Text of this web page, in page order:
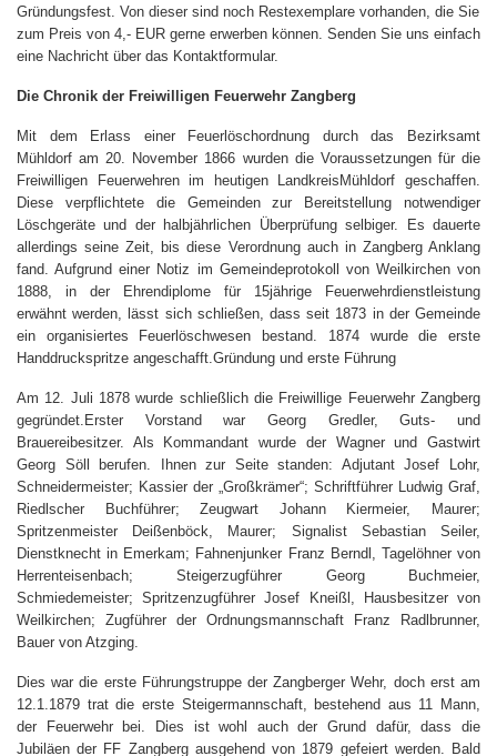
Gründungsfest. Von dieser sind noch Restexemplare vorhanden, die Sie
zum Preis von 4,- EUR gerne erwerben können. Senden Sie uns einfach
eine Nachricht über das Kontaktformular.
Die Chronik der Freiwilligen Feuerwehr Zangberg
Mit dem Erlass einer Feuerlöschordnung durch das Bezirksamt
Mühldorf am 20. November 1866 wurden die Voraussetzungen für die
Freiwilligen Feuerwehren im heutigen LandkreisMühldorf geschaffen.
Diese verpflichtete die Gemeinden zur Bereitstellung notwendiger
Löschgeräte und der halbjährlichen Überprüfung selbiger. Es dauerte
allerdings seine Zeit, bis diese Verordnung auch in Zangberg Anklang
fand. Aufgrund einer Notiz im Gemeindeprotokoll von Weilkirchen von
1888, in der Ehrendiplome für 15jährige Feuerwehrdienstleistung
erwähnt werden, lässt sich schließen, dass seit 1873 in der Gemeinde
ein organisiertes Feuerlöschwesen bestand. 1874 wurde die erste
Handdruckspritze angeschafft.Gründung und erste Führung
Am 12. Juli 1878 wurde schließlich die Freiwillige Feuerwehr Zangberg
gegründet.Erster Vorstand war Georg Gredler, Guts- und
Brauereibesitzer. Als Kommandant wurde der Wagner und Gastwirt
Georg Söll berufen. Ihnen zur Seite standen: Adjutant Josef Lohr,
Schneidermeister; Kassier der „Großkrämer“; Schriftführer Ludwig Graf,
Riedlscher Buchführer; Zeugwart Johann Kiermeier, Maurer;
Spritzenmeister Deißenböck, Maurer; Signalist Sebastian Seiler,
Dienstknecht in Emerkam; Fahnenjunker Franz Berndl, Tagelöhner von
Herrenteisenbach; Steigerzugführer Georg Buchmeier,
Schmiedemeister; Spritzenzugführer Josef Kneißl, Hausbesitzer von
Weilkirchen; Zugführer der Ordnungsmannschaft Franz Radlbrunner,
Bauer von Atzging.
Dies war die erste Führungstruppe der Zangberger Wehr, doch erst am
12.1.1879 trat die erste Steigermannschaft, bestehend aus 11 Mann,
der Feuerwehr bei. Dies ist wohl auch der Grund dafür, dass die
Jubiläen der FF Zangberg ausgehend von 1879 gefeiert werden. Bald